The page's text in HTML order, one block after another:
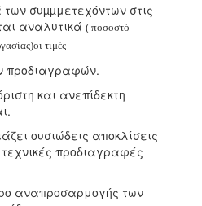
συµµμετεχόντων στις
αναλυτικά ( ποσοστό
οι τιμές
προδιαγραφών.
και ανεπίδεκτη
ουσιώδεις αποκλίσεις
προδιαγραφές
αναπροσαρμογής των